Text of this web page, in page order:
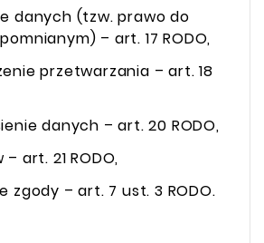
danych (tzw. prawo do
– art. 17 RODO,
przetwarzania – art. 18
danych – art. 20 RODO,
art. 21 RODO,
zgody – art. 7 ust. 3 RODO.